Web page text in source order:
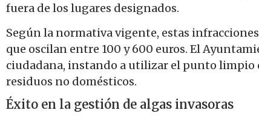
fuera de los lugares designados.
Según la normativa vigente, estas
que oscilan entre 100 y 600 euros. El
ciudadana, instando a utilizar el punto limpio
residuos no domésticos.
Éxito en la gestión de algas invasoras